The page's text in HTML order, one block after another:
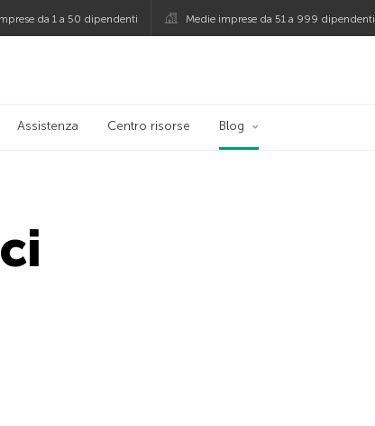
da 1 a 50 dipendenti Medie imprese da 51 a 999 dipendenti
Assistenza Centro risorse Blog